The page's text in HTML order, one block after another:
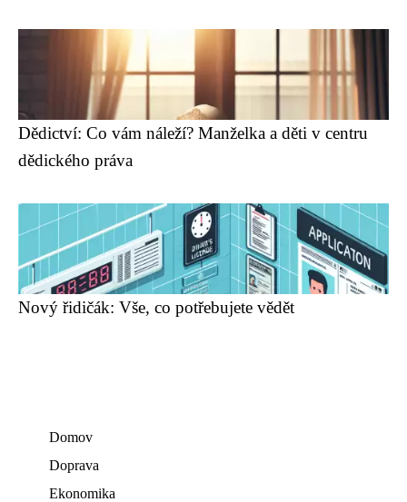
Dědictví: Co vám náleží? Manželka a děti v centru
dědického práva
Nový řidičák: Vše, co potřebujete vědět
Domov
Doprava
Ekonomika